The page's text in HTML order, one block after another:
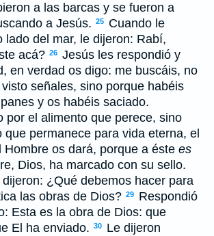
a las barcas y se fueron a
a Jesús. 25
Cuando le
lado del mar, le dijeron: Rabí,
acá? 26 Jesús les respondió y
en verdad os digo: me buscáis, no
señales, sino porque habéis
y os habéis saciado.
por el alimento que perece, sino
que permanece para vida eterna, el
Hombre os dará, porque a éste es
Dios, ha marcado con su sello.
¿Qué debemos hacer para
las obras de Dios? 29
Respondió
Esta es la obra de Dios: que
El ha enviado. 30
Le dijeron